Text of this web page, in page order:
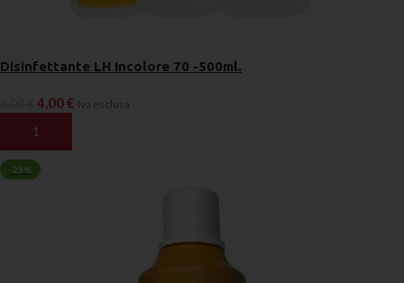
Disinfettante LH Incolore 70 -500ml.
4,00€ Iva esclusa
AGGIUNGI AL CARRELLO
-25%